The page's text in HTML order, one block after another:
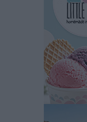
“Η Ευρώπη
τρόμου” – Η
Γιασιράνη
Σύμφωνο της
Τοπικές Ειδήσεις
Συναυλία με